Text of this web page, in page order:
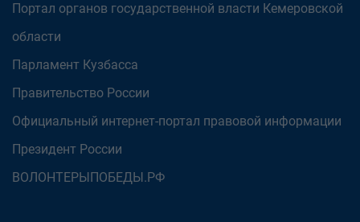
Портал органов государственной власти Кемеровской
области
Парламент Кузбасса
Правительство России
Официальный интернет-портал правовой информации
Президент России
ВОЛОНТЕРЫПОБЕДЫ.РФ